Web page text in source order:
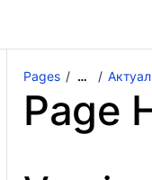
Pages …
Page